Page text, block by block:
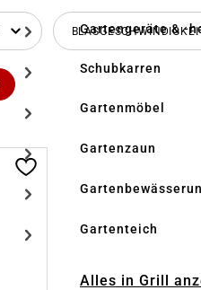
Gartengeräte & -
Schubkarren
Gartenmöbel
Gartenzaun
Gartenteich
Alles in Grill